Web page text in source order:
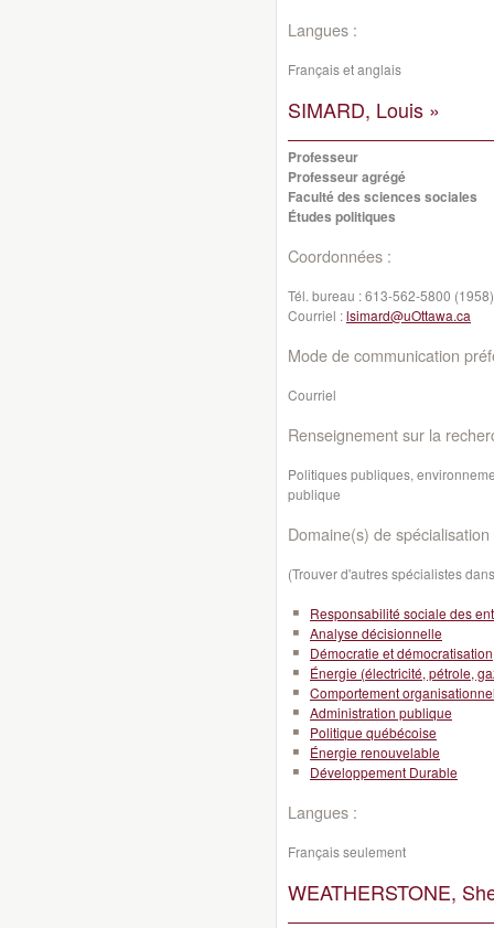
Langues :
Français et anglais
SIMARD, Louis »
Professeur
Professeur agrégé
Faculté des sciences sociales
Études politiques
Coordonnées :
Tél. bureau :613-562-5800 (1958)
Courriel :lsimard@uOttawa.ca
Mode de communication
Courriel
Renseignement sur la
Politiques publiques,
publique
Domaine(s) de spécialisation
(Trouver d'autres spécialistes
Responsabilité sociale des
Analyse décisionnelle
Démocratie et démocratisation
Énergie (électricité, pétrole,
Comportement
Administration publique
Politique québécoise
Énergie renouvelable
Développement Durable
Langues :
Français seulement
WEATHERSTONE,